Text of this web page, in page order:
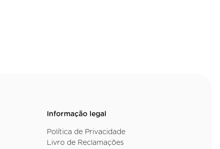
Informação legal
Política de Privacidade
Livro de Reclamações